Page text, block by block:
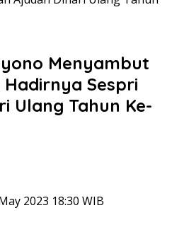
Menyambut
Sespri
Ulang Tahun Ke-
2023 18:30 WIB